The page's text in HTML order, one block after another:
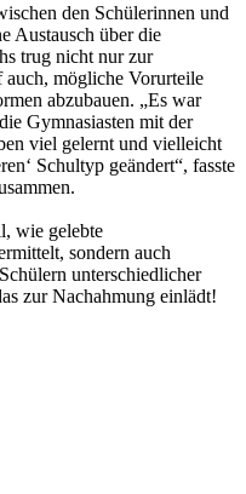
den Schülerinnen und
Austausch über die
trug nicht nur zur
mögliche Vorurteile
abzubauen. „Es war
Gymnasiasten mit der
viel gelernt und vielleicht
Schultyp geändert“, fasste
wie gelebte
sondern auch
unterschiedlicher
zur Nachahmung einlädt!